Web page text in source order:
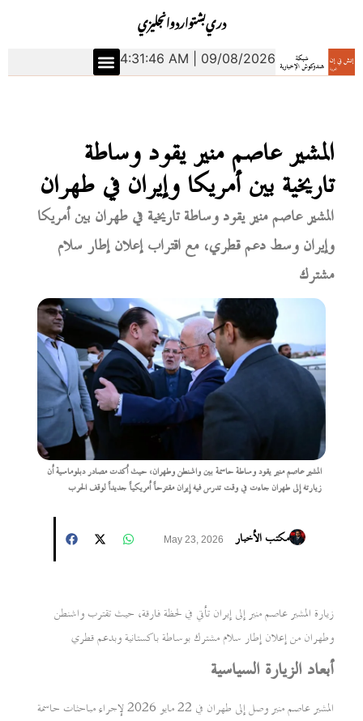
انجليزياردوبشتودري
4:31:47 AM | 09/08/2026
المشير عاصم منير يقود وساطة
تاريخية بين أمريكا وإيران في طهران
المشير عاصم منير يقود وساطة تاريخية في طهران بين أمريكا
وإيران وسط دعم قطري، مع اقتراب إعلان إطار سلام
مشترك
المشير عاصم منير يقود وساطة حاسمة بين واشنطن وطهران، حيث أكدت مصادر دبلوماسية أن
زيارته إلى طهران جاءت في وقت تدرس فيه إيران مقترحاً أمريكياً جديداً لوقف الحرب
مكتب الأخبار May 23, 2026
زيارة المشير عاصم منير إلى إيران تأتي في لحظة فارقة، حيث تقترب واشنطن
وطهران من إعلان إطار سلام مشترك بوساطة باكستانية وبدعم قطري
أبعاد الزيارة السياسية
المشير عاصم منير وصل إلى طهران في 22 مايو 2026 لإجراء مباحثات حاسمة